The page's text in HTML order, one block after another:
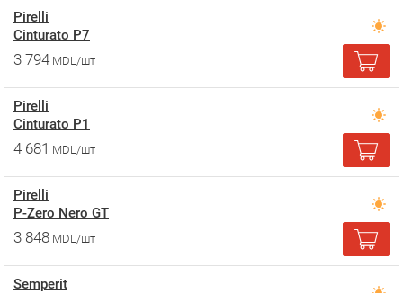
Pirelli
Cinturato P7
3 794 MDL/шт
Pirelli
Cinturato P1
4 681 MDL/шт
Pirelli
P-Zero Nero GT
3 848 MDL/шт
Semperit